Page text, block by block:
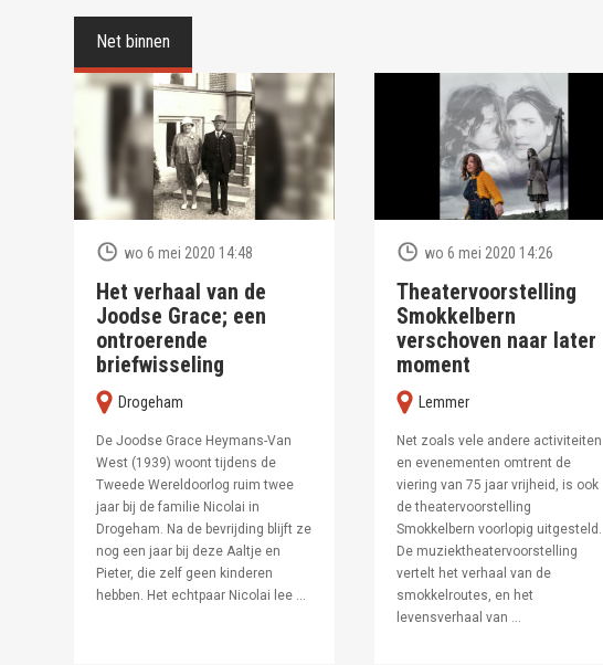
Net binnen
wo 6 mei 2020 14:48
Het verhaal van de
Joodse Grace; een
ontroerende
briefwisseling
Drogeham
De Joodse Grace Heymans-Van
West (1939) woont tijdens de
Tweede Wereldoorlog ruim twee
jaar bij de familie Nicolai in
Drogeham. Na de bevrijding blijft ze
nog een jaar bij deze Aaltje en
Pieter, die zelf geen kinderen
hebben. Het echtpaar Nicolai lee ...
wo 6 mei 2020 14:26
Theatervoorstelling
Smokkelbern
verschoven naar later
moment
Lemmer
Net zoals vele andere activiteiten
en evenementen omtrent de
viering van 75 jaar vrijheid, is ook
de theatervoorstelling
Smokkelbern voorlopig uitgesteld.
De muziektheatervoorstelling
vertelt het verhaal van de
smokkelroutes, en het
levensverhaal van ...